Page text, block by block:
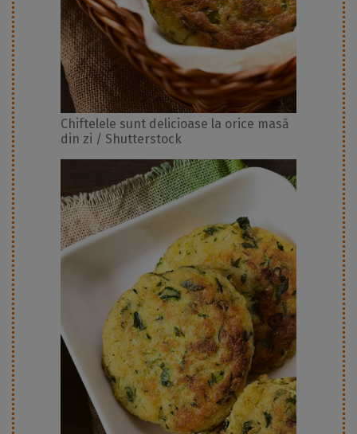
Chiftelele sunt delicioase la orice masă
din zi / Shutterstock